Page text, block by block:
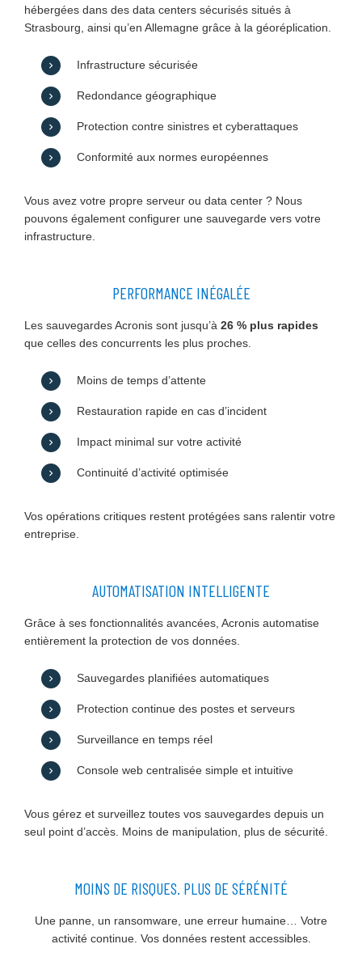
hébergées dans des data centers sécurisés situés à
Strasbourg, ainsi qu’en Allemagne grâce à la géoréplication.
Infrastructure sécurisée
Redondance géographique
Protection contre sinistres et cyberattaques
Conformité aux normes européennes
Vous avez votre propre serveur ou data center ? Nous
pouvons également configurer une sauvegarde vers votre
infrastructure.
PERFORMANCE INÉGALÉE
Les sauvegardes Acronis sont jusqu’à 26 % plus rapides
que celles des concurrents les plus proches.
Moins de temps d’attente
Restauration rapide en cas d’incident
Impact minimal sur votre activité
Continuité d’activité optimisée
Vos opérations critiques restent protégées sans ralentir votre
entreprise.
AUTOMATISATION INTELLIGENTE
Grâce à ses fonctionnalités avancées, Acronis automatise
entièrement la protection de vos données.
Sauvegardes planifiées automatiques
Protection continue des postes et serveurs
Surveillance en temps réel
Console web centralisée simple et intuitive
Vous gérez et surveillez toutes vos sauvegardes depuis un
seul point d’accès. Moins de manipulation, plus de sécurité.
MOINS DE RISQUES. PLUS DE SÉRÉNITÉ
Une panne, un ransomware, une erreur humaine… Votre
activité continue. Vos données restent accessibles.